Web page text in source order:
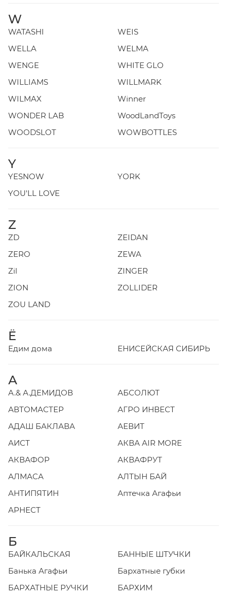
W
WATASHI
WEIS
WELLA
WELMA
WENGE
WHITE GLO
WILLIAMS
WILLMARK
WILMAX
Winner
WONDER LAB
WoodLandToys
WOODSLOT
WOWBOTTLES
Y
YESNOW
YORK
YOU'LL LOVE
Z
ZD
ZEIDAN
ZERO
ZEWA
Zil
ZINGER
ZION
ZOLLIDER
ZOU LAND
Ё
Едим дома ЕНИСЕЙСКАЯ СИБИРЬ
А
А.& А.ДЕМИДОВ
АБСОЛЮТ
АВТОМАСТЕР
АГРО ИНВЕСТ
АДАШ БАКЛАВА
АЕВИТ
АИСТ
АКВА AIR MORE
АКВАФОР
АКВАФРУТ
АЛМАСА
АЛТЫН БАЙ
АНТИПЯТИН
Аптечка Агафьи
АРНЕСТ
Б
БАЙКАЛЬСКАЯ
БАННЫЕ ШТУЧКИ
Банька Агафьи
Бархатные губки
БАРХАТНЫЕ РУЧКИ
БАРХИМ